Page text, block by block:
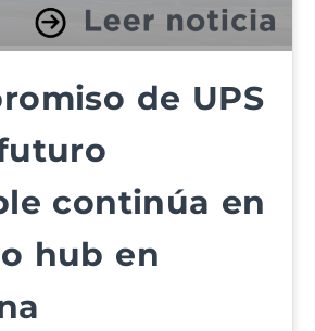
de UPS
continúa en
hub en